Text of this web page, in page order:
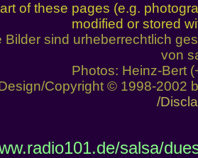
of these pages (e.g.
modified or stored
Bilder sind urheberrechtlich
von
Photos: Heinz-Bert
Copyright © 1998-2002
/
salsa/